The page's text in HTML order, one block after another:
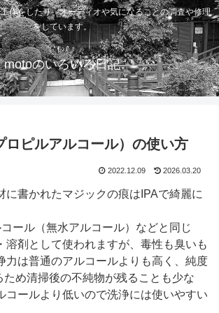
作をしたり、オーディオや気になることの調査や修理
をしています。
motoのいろいろ日記
ロピルアルコール）の使い方
2022.12.09 2026.03.20
に書かれたマジックの痕はIPAで綺麗に
コール（無水アルコール）などと同じ
溶剤として使われますが、毒性も臭いも
力は普通のアルコールよりも高く、純度
ため清掃後の不純物が残ることも少な
コールより低いので洗浄には使いやすい